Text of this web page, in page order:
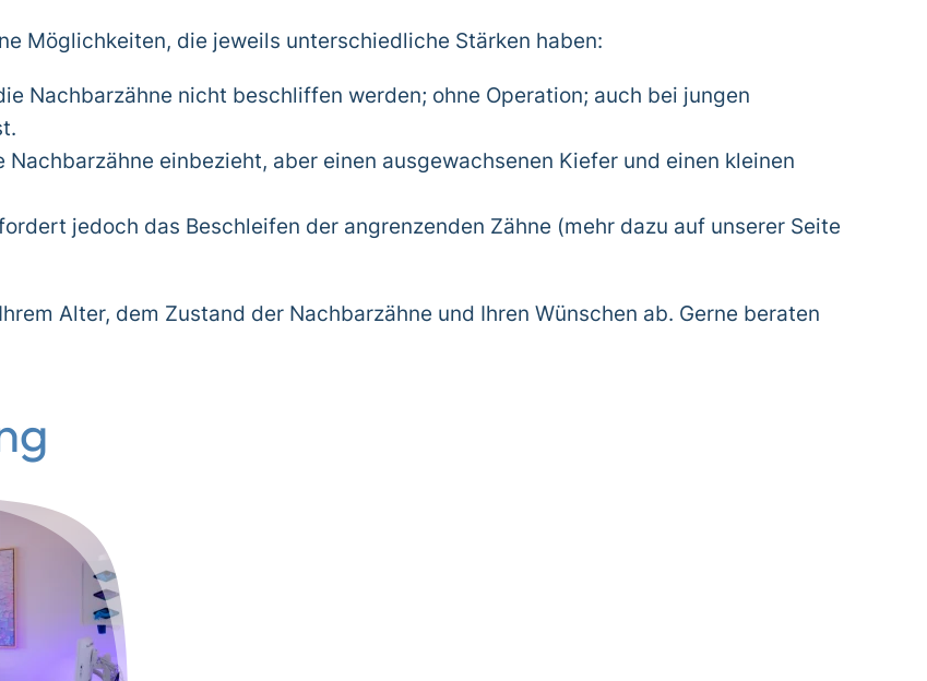
Möglichkeiten, die jeweils unterschiedliche Stärken haben:
Nachbarzähne nicht beschliffen werden; ohne Operation; auch bei jungen
einbezieht, aber einen ausgewachsenen Kiefer und einen kleinen
jedoch das Beschleifen der angrenzenden Zähne (mehr dazu auf unserer Seite
Alter, dem Zustand der Nachbarzähne und Ihren Wünschen ab. Gerne beraten